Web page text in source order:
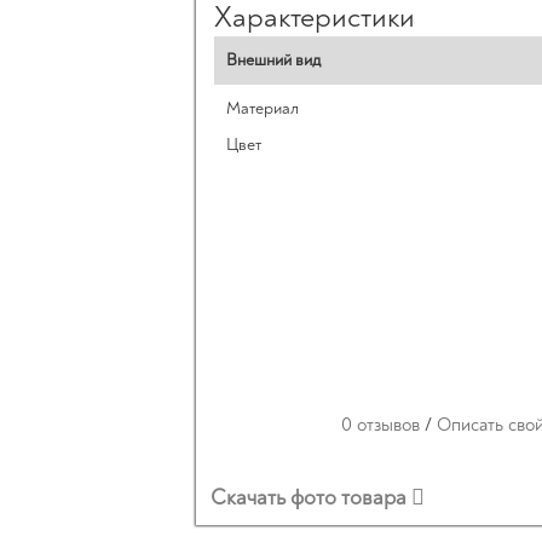
Характеристики
Внешний вид
Материал
Цвет
0 отзывов / Описать
Скачать фото товара